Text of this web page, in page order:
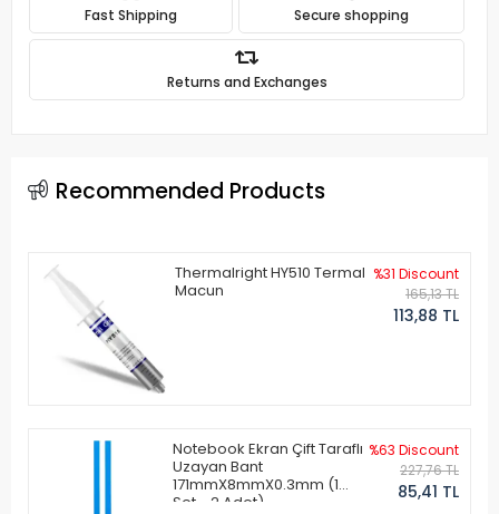
Fast Shipping Secure shopping
Returns and Exchanges
Recommended Products
Thermalright HY510 Termal
Macun
%31 Discount
165,13 TL
113,88 TL
Notebook Ekran Çift Taraflı
Uzayan Bant
171mmX8mmX0.3mm (1
Set - 2 Adet)
%63 Discount
227,76 TL
85,41 TL